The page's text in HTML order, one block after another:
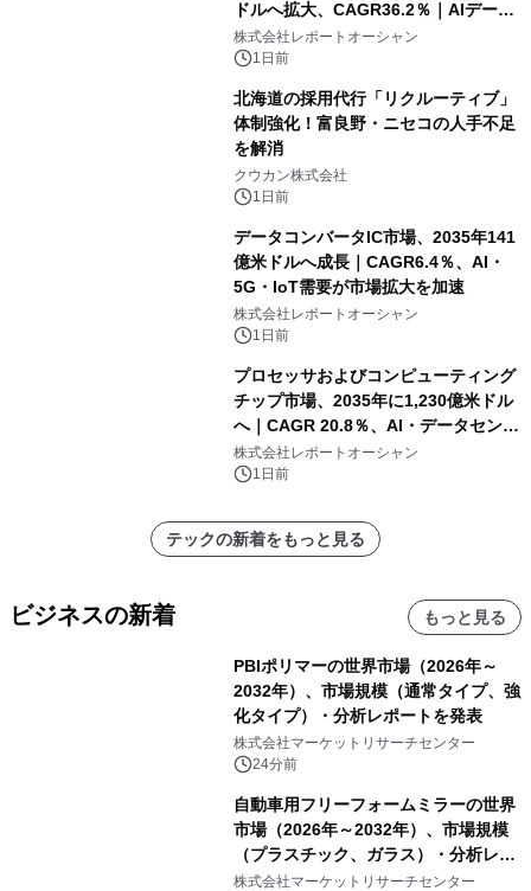
ドルへ拡大、CAGR36.2％｜AIデータ
センター・高速光通信需要が成長を加
速
株式会社レポートオーシャン
1日前
北海道の採用代行「リクルーティブ」
体制強化！富良野・ニセコの人手不足
を解消
クウカン株式会社
1日前
データコンバータIC市場、2035年141
億米ドルへ成長｜CAGR6.4％、AI・
5G・IoT需要が市場拡大を加速
株式会社レポートオーシャン
1日前
プロセッサおよびコンピューティング
チップ市場、2035年に1,230億米ドル
へ｜CAGR 20.8％、AI・データセンタ
ー需要が成長を牽引
株式会社レポートオーシャン
1日前
テックの新着をもっと見る
ビジネスの新着 もっと見る
PBIポリマーの世界市場（2026年～
2032年）、市場規模（通常タイプ、強
化タイプ）・分析レポートを発表
株式会社マーケットリサーチセンター
24分前
自動車用フリーフォームミラーの世界
市場（2026年～2032年）、市場規模
（プラスチック、ガラス）・分析レポ
ートを発表
株式会社マーケットリサーチセンター